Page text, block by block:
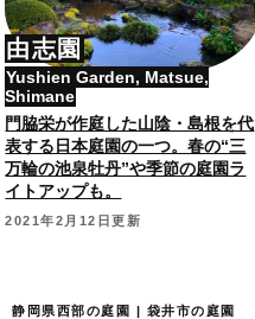
由志園
Yushien Garden, Matsue,
Shimane
門脇栄が作庭した山陰・島根を代
表する日本庭園の一つ。春の“三
万輪の池泉牡丹”や季節の庭園ラ
イトアップも。
2021年2月12日更新
静岡県西部の庭園 | 袋井市の庭園